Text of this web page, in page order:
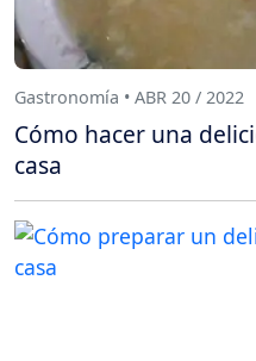
Gastronomía • ABR 20 / 2022
Cómo hacer una
casa